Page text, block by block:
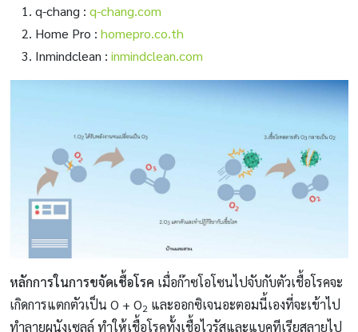
q-chang : q-chang.com
Home Pro : homepro.co.th
Inmindclean : inmindclean.com
หลักการในการขจัดเชื้อโรค เมื่อก๊าซโอโซนไปจับกับตัวเชื้อโรคจะ
เกิดการแตกตัวเป็น O + O2 และออกซิเจนอะตอมนี้เองที่จะเข้าไป
ทำลายผนังเซลล์ ทำให้เชื้อโรคทั้งเชื้อไวรัสและแบคทีเรียสลายไป